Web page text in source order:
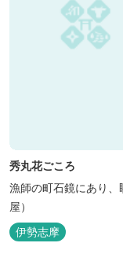
秀丸花ごころ
漁師の町石鏡にあり
屋）
伊勢志摩